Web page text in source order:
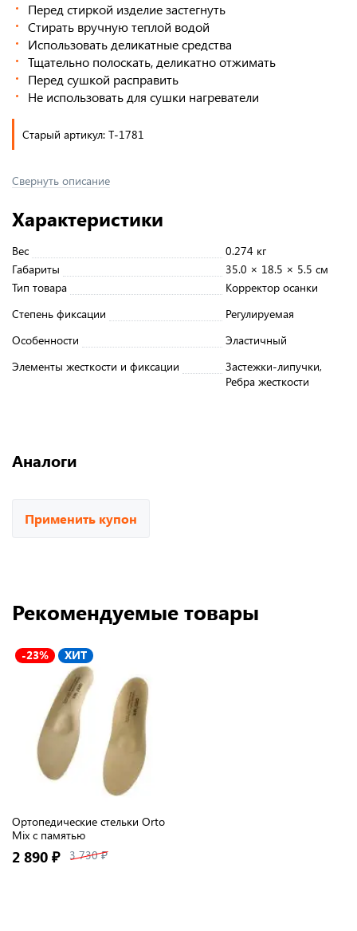
Перед стиркой изделие застегнуть
Стирать вручную теплой водой
Использовать деликатные средства
Тщательно полоскать, деликатно отжимать
Перед сушкой расправить
Не использовать для сушки нагреватели
Старый артикул: Т-1781
Свернуть описание
Характеристики
Вес
0.274 кг
Габариты
35.0 × 18.5 × 5.5 см
Тип товара
Корректор осанки
Степень фиксации
Регулируемая
Особенности
Эластичный
Элементы жесткости и фиксации
Застежки-липучки,
Ребра жесткости
Аналоги
Применить купон
Рекомендуемые товары
-23% ХИТ
Ортопедические стельки Orto
Mix с памятью
2 890 ₽ 3 730 ₽